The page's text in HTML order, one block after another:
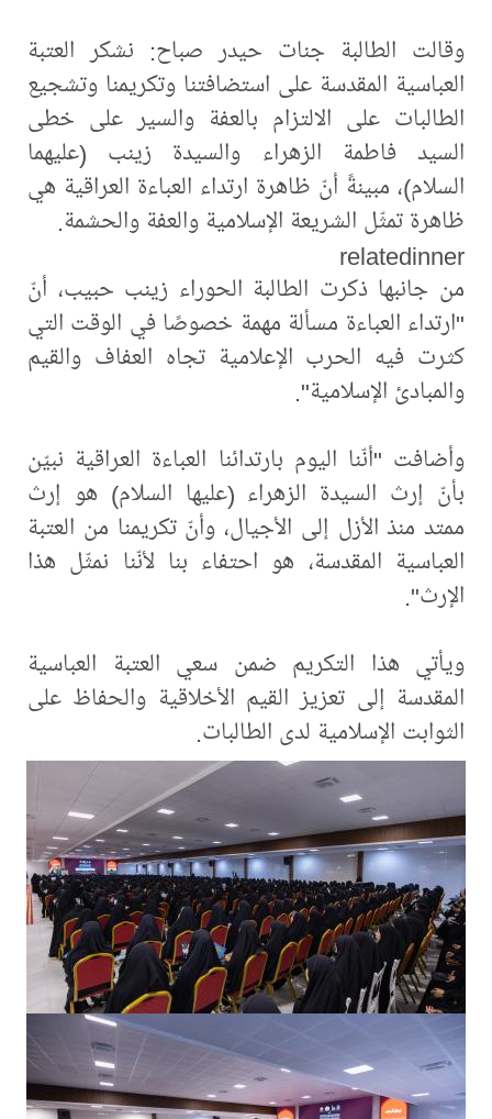
وقالت الطالبة جنات حيدر صباح: نشكر العتبة
العباسية المقدسة على استضافتنا وتكريمنا وتشجيع
الطالبات على الالتزام بالعفة والسير على خطى
السيد فاطمة الزهراء والسيدة زينب (عليهما
السلام)، مبينةً أنّ ظاهرة ارتداء العباءة العراقية هي
ظاهرة تمثّل الشريعة الإسلامية والعفة والحشمة.
relatedinner
من جانبها ذكرت الطالبة الحوراء زينب حبيب، أنّ
"ارتداء العباءة مسألة مهمة خصوصًا في الوقت التي
كثرت فيه الحرب الإعلامية تجاه العفاف والقيم
والمبادئ الإسلامية".
وأضافت "أنّنا اليوم بارتدائنا العباءة العراقية نبيّن
بأنّ إرث السيدة الزهراء (عليها السلام) هو إرث
ممتد منذ الأزل إلى الأجيال، وأنّ تكريمنا من العتبة
العباسية المقدسة، هو احتفاء بنا لأنّنا نمثّل هذا
الإرث".
ويأتي هذا التكريم ضمن سعي العتبة العباسية
المقدسة إلى تعزيز القيم الأخلاقية والحفاظ على
الثوابت الإسلامية لدى الطالبات.